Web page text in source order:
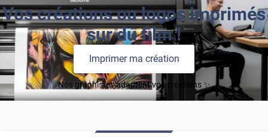
Vos créations ou logos imprimés
sur du film !
Imprimer ma création
Nos graphistes adaptent vos créations ✨